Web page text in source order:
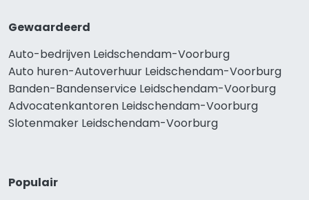
Gewaardeerd
Auto-bedrijven Leidschendam-Voorburg
Auto huren-Autoverhuur Leidschendam-Voorburg
Banden-Bandenservice Leidschendam-Voorburg
Advocatenkantoren Leidschendam-Voorburg
Slotenmaker Leidschendam-Voorburg
Populair